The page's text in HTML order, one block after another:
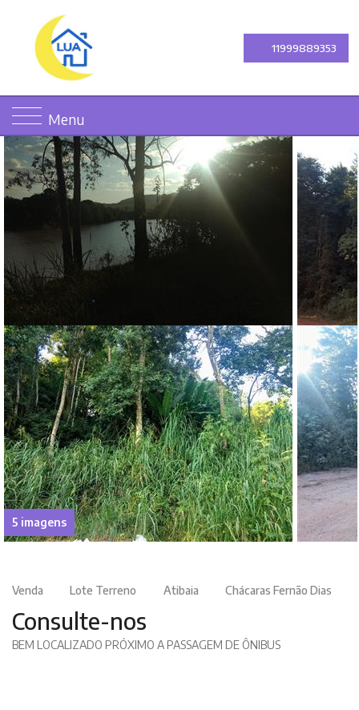
11999889353
Menu
5 imagens
Venda Lote Terreno Atibaia Chácaras Fernão Dias
Consulte-nos
BEM LOCALIZADO PRÓXIMO A PASSAGEM DE ÔNIBUS